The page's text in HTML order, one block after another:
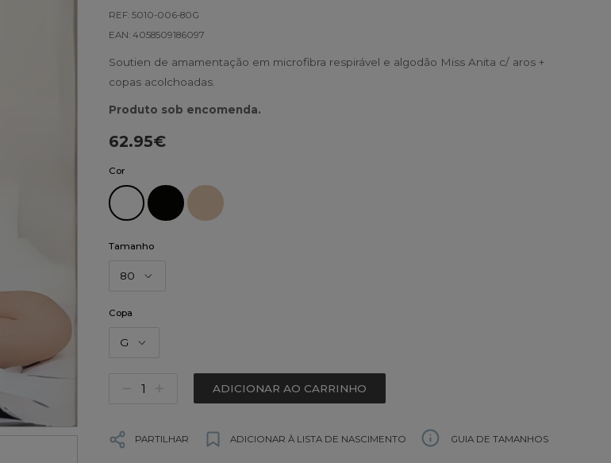
REF: 5010-006-80G
EAN: 4058509186097
Soutien de amamentação em microfibra respirável e algodão Miss Anita c/ aros +
copas acolchoadas.
Produto sob encomenda.
62.95€
Cor
Tamanho
80
Copa
G
ADICIONAR AO CARRINHO
PARTILHAR ADICIONAR À LISTA DE NASCIMENTO GUIA DE TAMANHOS